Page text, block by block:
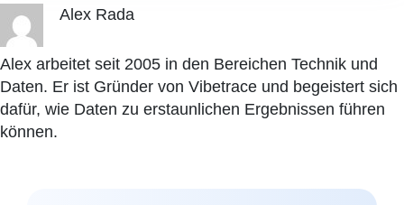
Alex Rada
Alex arbeitet seit 2005 in den Bereichen Technik und
Daten. Er ist Gründer von Vibetrace und begeistert sich
dafür, wie Daten zu erstaunlichen Ergebnissen führen
können.